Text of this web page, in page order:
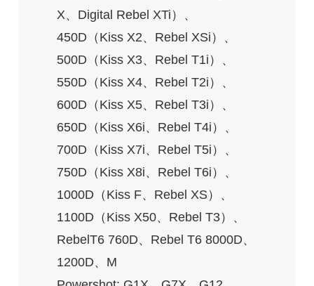
X、Digital Rebel XTi）、
450D（Kiss X2、Rebel XSi）、
500D（Kiss X3、Rebel T1i）、
550D（Kiss X4、Rebel T2i）、
600D（Kiss X5、Rebel T3i）、
650D（Kiss X6i、Rebel T4i）、
700D（Kiss X7i、Rebel T5i）、
750D（Kiss X8i、Rebel T6i）、
1000D（Kiss F、Rebel XS）、
1100D（Kiss X50、Rebel T3）、
RebelT6 760D、Rebel T6 8000D、
1200D、M